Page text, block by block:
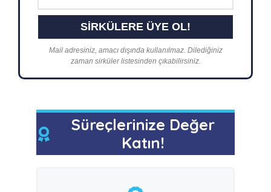
Mail adresiniz, amacı dışında kullanılmaz. Dilediğiniz
zaman sirküler listesinden çıkabilirsiniz.
Süreçlerinize Değer
Katın!